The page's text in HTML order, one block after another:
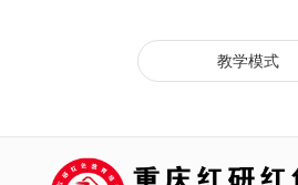
教学模式